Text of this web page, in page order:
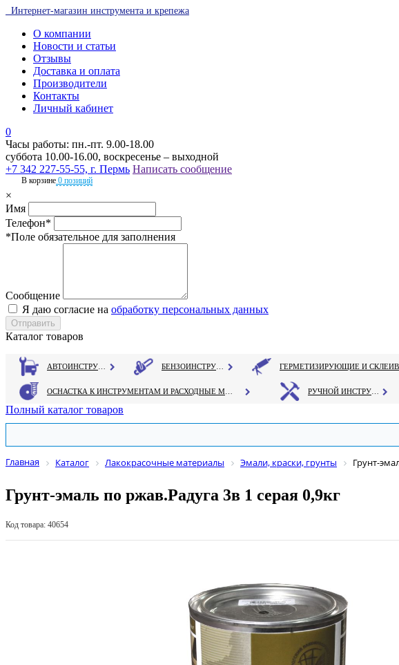
Интернет-магазин инструмента и крепежа
О компании
Новости и статьи
Отзывы
Доставка и оплата
Производители
Контакты
Личный кабинет
0
Часы работы: пн.-пт. 9.00-18.00
суббота 10.00-16.00, воскресенье – выходной
+7 342 227-55-55, г. Пермь Написать сообщение
В корзине 0 позиций
×
Имя
Телефон*
*Поле обязательное для заполнения
Сообщение
Я даю согласие на обработку персональных данных
Каталог товаров
Полный каталог товаров
Главная Каталог Лакокрасочные материалы Эмали, краски, грунты Грунт-
Грунт-эмаль по ржав.Радуга 3в 1 серая 0,9кг
Код товара: 40654